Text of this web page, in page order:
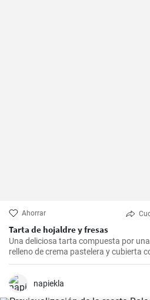
Ahorrar
Tarta de hojaldre y fresas
Una deliciosa tarta compuesta por
relleno de crema pastelera y cubierta
napiekla